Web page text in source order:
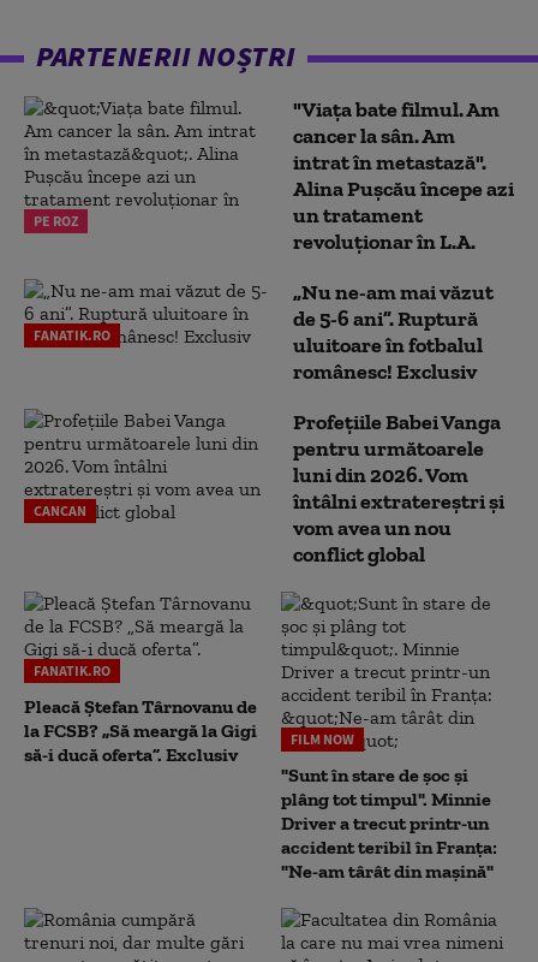
PARTENERII NOȘTRI
PE ROZ
"Viața bate filmul. Am
cancer la sân. Am
intrat în metastază".
Alina Pușcău începe azi
un tratament
revoluționar în L.A.
FANATIK.RO
„Nu ne-am mai văzut
de 5-6 ani”. Ruptură
uluitoare în fotbalul
românesc! Exclusiv
CANCAN
Profețiile Babei Vanga
pentru următoarele
luni din 2026. Vom
întâlni extratereștri și
vom avea un nou
conflict global
FANATIK.RO
Pleacă Ștefan Târnovanu de
la FCSB? „Să meargă la Gigi
să-i ducă oferta”. Exclusiv
FILM NOW
"Sunt în stare de șoc și
plâng tot timpul". Minnie
Driver a trecut printr-un
accident teribil în Franța:
"Ne-am târât din mașină"